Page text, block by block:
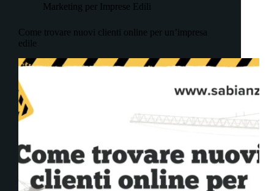
Marketing per Imprese Edili
Come trovare nuovi clienti online per un’impresa
edile